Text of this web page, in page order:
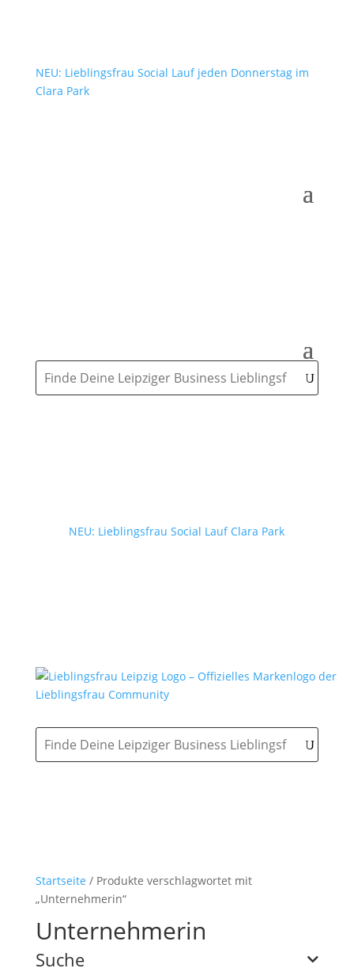
NEU: Lieblingsfrau Social Lauf jeden Donnerstag im
Clara Park
NEU: Lieblingsfrau Social Lauf Clara Park
Startseite / Produkte verschlagwortet mit
„Unternehmerin“
Unternehmerin
Suche